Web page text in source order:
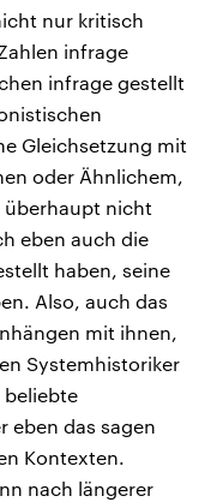
nur kritisch
infrage
infrage gestellt
Gleichsetzung mit
oder Ähnlichem,
überhaupt nicht
eben auch die
haben, seine
Also, auch das
mit ihnen,
Systemhistoriker
beliebte
eben das sagen
Kontexten.
nach längerer